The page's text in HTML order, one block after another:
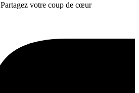
Partagez votre coup de cœur